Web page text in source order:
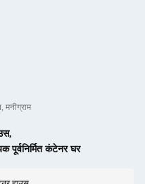
मनीग्राम
,
पूर्वनिर्मित कंटेनर घर